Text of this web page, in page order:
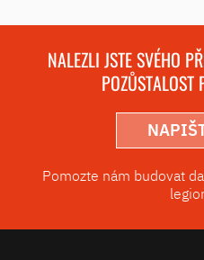
NALEZLI JSTE SVÉHO
Pomozte nám budovat